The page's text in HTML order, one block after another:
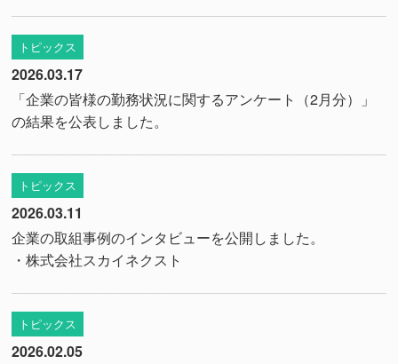
トピックス
2026.03.17
「企業の皆様の勤務状況に関するアンケート（2月分）」
の結果を公表しました。
トピックス
2026.03.11
企業の取組事例のインタビューを公開しました。
・株式会社スカイネクスト
トピックス
2026.02.05